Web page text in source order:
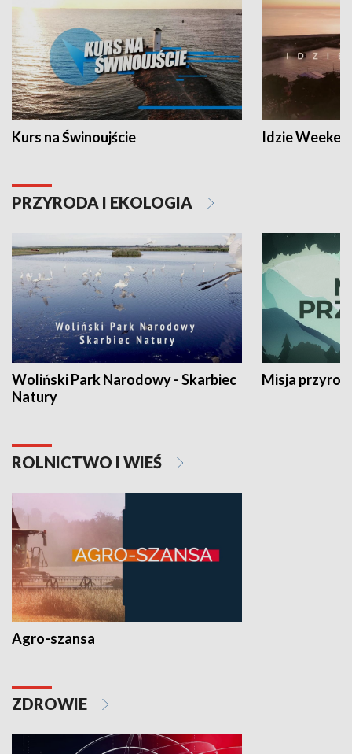
Kurs na Świnoujście Idzie
PRZYRODA I EKOLOGIA
Woliński Park Narodowy - Skarbiec
Natury
Misja
ROLNICTWO I WIEŚ
Agro-szansa
ZDROWIE